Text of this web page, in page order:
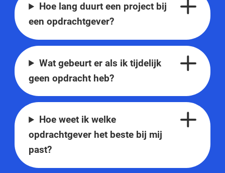
Hoe lang duurt een project bij
een opdrachtgever?
Wat gebeurt er als ik tijdelijk
geen opdracht heb?
Hoe weet ik welke
opdrachtgever het beste bij mij
past?